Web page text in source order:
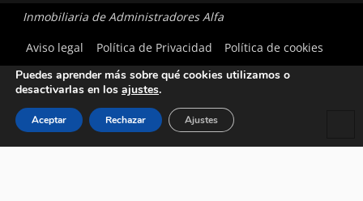
Inmobiliaria de Administradores Alfa
Aviso legal
Política de Privacidad Política de cookies
Utilizamos cookies para ofrecerte la mejor experiencia en
Puedes aprender más sobre qué cookies utilizamos o
desactivarlas en los ajustes.
Aceptar Rechazar Ajustes